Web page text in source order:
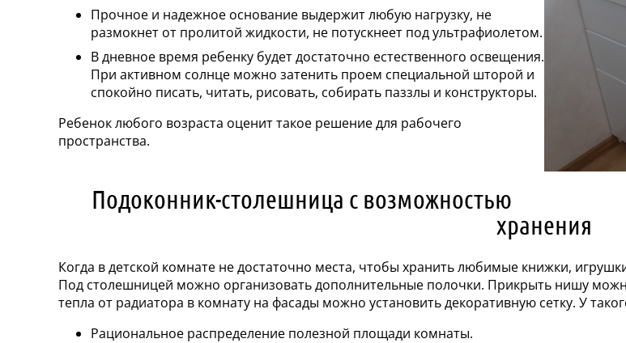
Прочное и надежное основание выдержит любую нагрузку, не
размокнет от пролитой жидкости, не потускнеет под ультрафиолетом.
В дневное время ребенку будет достаточно естественного освещения.
При активном солнце можно затенить проем специальной шторой и
спокойно писать, читать, рисовать, собирать паззлы и конструкторы.
Ребенок любого возраста оценит такое решение для рабочего
пространства.
Подоконник-столешница с возможностью
хранения
Когда в детской комнате не достаточно места, чтобы хранить любимые книжки,
Под столешницей можно организовать дополнительные полочки. Прикрыть нишу
тепла от радиатора в комнату на фасады можно установить декоративную сетку. У
Рациональное распределение полезной площади комнаты.